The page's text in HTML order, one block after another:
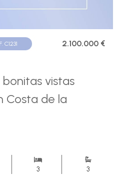
C1231 2.100.000 €
bonitas vistas
Costa de la
3 3